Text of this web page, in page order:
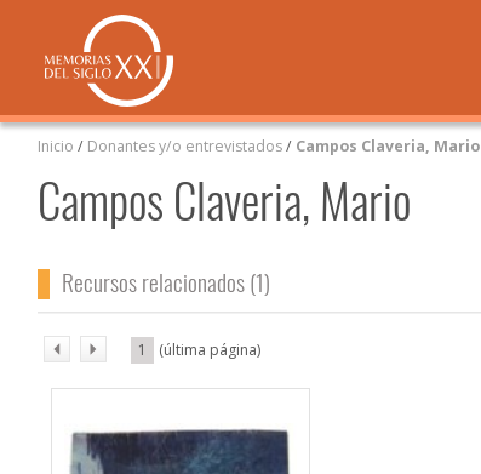
Inicio / Donantes y/o entrevistados/ Campos Claveria, Mario
Campos Claveria, Mario
Recursos relacionados (1)
1